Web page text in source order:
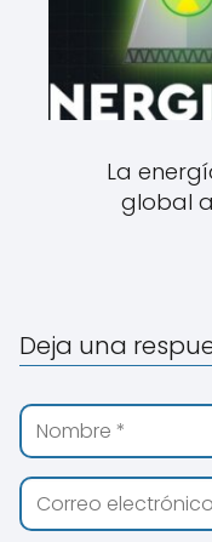
La
global
Deja una